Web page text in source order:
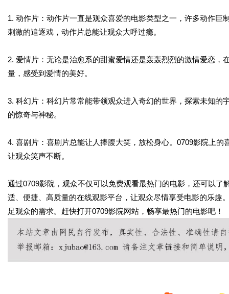
1. 动作片：动作片一直是观众喜爱的电影类型之一，许多动作
刺激的追逐戏，动作片总能让观众大呼过瘾。
2. 爱情片：无论是治愈系的甜蜜爱情还是轰轰烈烈的激情爱恋
量，感受到爱情的美好。
3. 科幻片：科幻片常常能带领观众进入奇幻的世界，探索未知
的惊奇与神秘。
4. 喜剧片：喜剧片总能让人捧腹大笑，放松身心。0709影院上
让观众笑声不断。
通过0709影院，观众不仅可以免费观看最热门的电影，还可以
适、便捷、高质量的在线观影平台，让观众尽情享受电影的乐趣
足观众的需求。赶快打开0709影院网站，畅享最热门的电影吧！